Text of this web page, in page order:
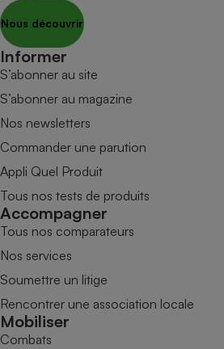
Nous découvrir
Informer
S’abonner au site
S’abonner au magazine
Nos newsletters
Commander une parution
Appli Quel Produit
Tous nos tests de produits
Accompagner
Tous nos comparateurs
Nos services
Soumettre un litige
Rencontrer une association locale
Mobiliser
Combats